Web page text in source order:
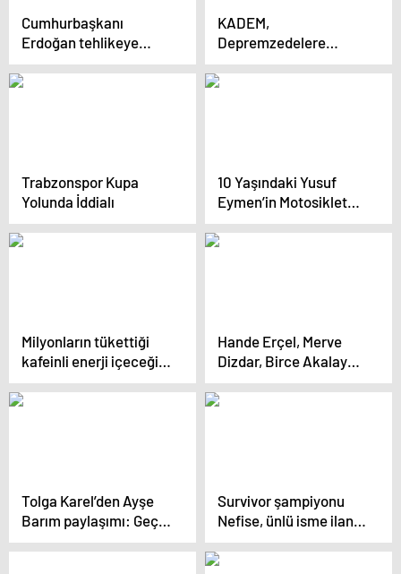
Cumhurbaşkanı
Erdoğan tehlikeye
dikkat çekti:
Nüfusumuz düşüyor
KADEM,
Depremzedelere
Destek Olmaya Devam
Ediyor
Trabzonspor Kupa
Yolunda İddialı
10 Yaşındaki Yusuf
Eymen’in Motosiklet
Tutkusu
Milyonların tükettiği
kafeinli enerji içeceği
içen kadın sporcunun
kalbi durdu
Hande Erçel, Merve
Dizdar, Birce Akalay…
Ünlü isimlerden Ayşe
Barım’a destek
Tolga Karel’den Ayşe
Barım paylaşımı: Geç
kalınmış bir operasyon
Survivor şampiyonu
Nefise, ünlü isme ilan-ı
aşk etti: Flört teklifi
alsam boşanırım